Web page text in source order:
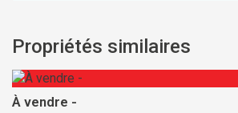
Propriétés similaires
À vendre -